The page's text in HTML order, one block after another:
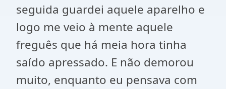
seguida guardei aquele aparelho e
logo me veio à mente aquele
freguês que há meia hora tinha
saído apressado. E não demorou
muito, enquanto eu pensava com